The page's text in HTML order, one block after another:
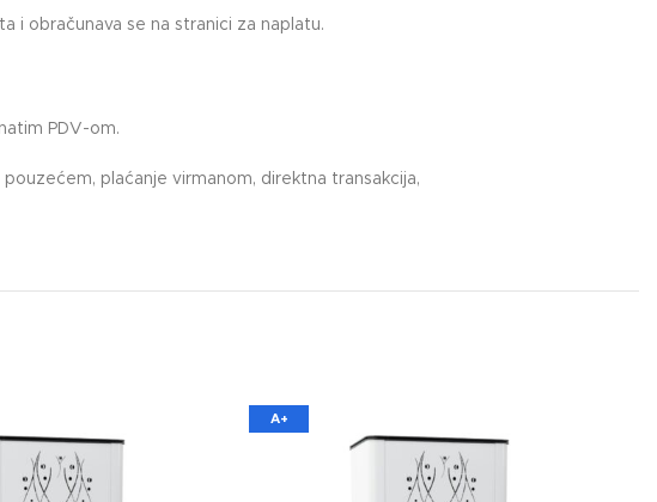
i obračunava se na stranici za naplatu.
PDV-om.
pouzećem, plaćanje virmanom, direktna transakcija,
A+